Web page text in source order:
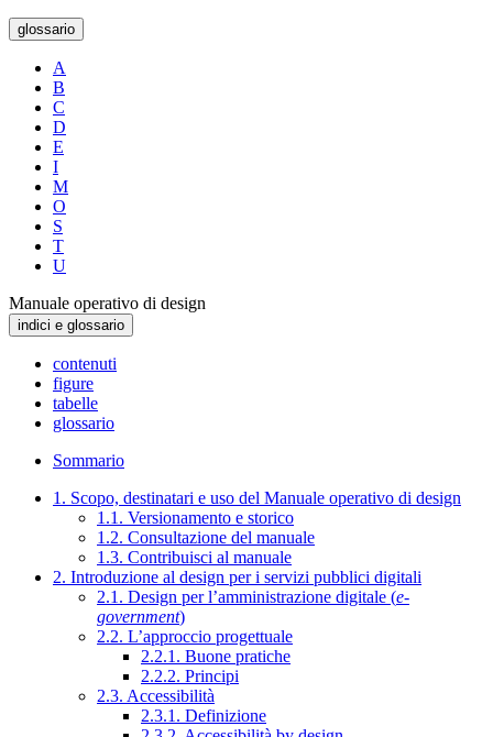
glossario
A
B
C
D
E
I
M
O
S
T
U
Manuale operativo di design
indici e glossario
contenuti
figure
tabelle
glossario
Sommario
1. Scopo, destinatari e uso del Manuale operativo di design
1.1. Versionamento e storico
1.2. Consultazione del manuale
1.3. Contribuisci al manuale
2. Introduzione al design per i servizi pubblici digitali
2.1. Design per l’amministrazione digitale (e-
government)
2.2. L’approccio progettuale
2.2.1. Buone pratiche
2.2.2. Principi
2.3. Accessibilità
2.3.1. Definizione